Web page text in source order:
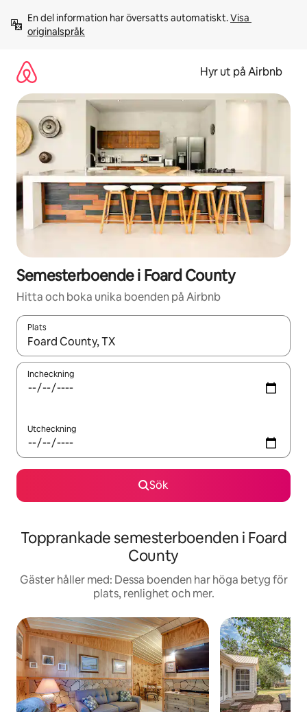
innehåll
En del information har översatts automatiskt. Visa
originalspråk
Hyr ut på Airbnb
Semesterboende i Foard County
Hitta och boka unika boenden på Airbnb
Plats
När resultaten är tillgängliga kan du navigera med upp- och
Incheckning
Utcheckning
Sök
Topprankade semesterboenden i Foard
County
Gäster håller med: Dessa boenden har höga betyg för
plats, renlighet och mer.